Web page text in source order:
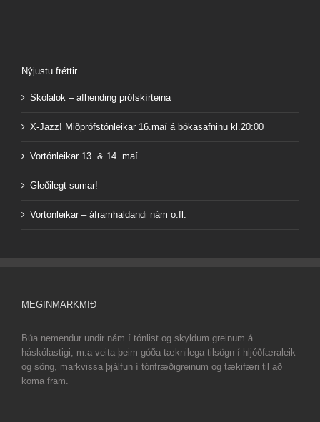
Nýjustu fréttir
Skólalok – afhending prófskírteina
X-Jazz! Miðprófstónleikar 16.maí á bókasafninu kl.20:00
Vortónleikar 13. & 14. maí
Gleðilegt sumar!
Vortónleikar – áframhaldandi nám o.fl.
MEGINMARKMIÐ
Búa nemendur undir nám í tónlist og skyldum greinum á
háskólastigi, m.a veita þeim góða tæknilega tilsögn í hljóðfæraleik
og söng, markvissa þjálfun í tónfræðigreinum og tækifæri til að
koma fram.